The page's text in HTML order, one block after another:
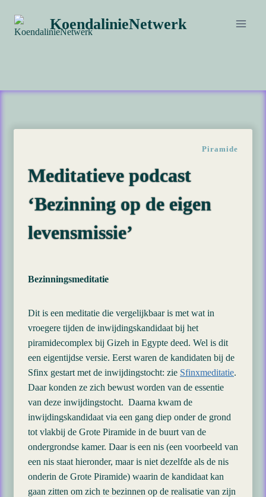
naar
inhoud
KoendalinieNetwerk
Piramide
Meditatieve podcast
‘Bezinning op de eigen
levensmissie’
Bezinningsmeditatie
Dit is een meditatie die vergelijkbaar is met wat in
vroegere tijden de inwijdingskandidaat bij het
piramidecomplex bij Gizeh in Egypte deed. Wel is dit
een eigentijdse versie. Eerst waren de kandidaten bij de
Sfinx gestart met de inwijdingstocht: zie Sfinxmeditatie.
Daar konden ze zich bewust worden van de essentie
van deze inwijdingstocht. Daarna kwam de
inwijdingskandidaat via een gang diep onder de grond
tot vlakbij de Grote Piramide in de buurt van de
ondergrondse kamer. Daar is een nis (een voorbeeld van
een nis staat hieronder, maar is niet dezelfde als de nis
onderin de Grote Piramide) waarin de kandidaat kan
gaan zitten om zich te bezinnen op de realisatie van zijn